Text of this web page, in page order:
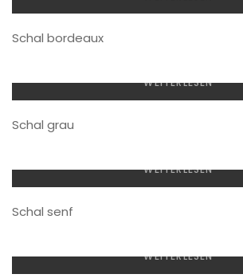
Schal bordeaux
WEITERLESEN
Schal grau
WEITERLESEN
Schal senf
WEITERLESEN